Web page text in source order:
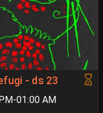
- ds 23
01:00 AM